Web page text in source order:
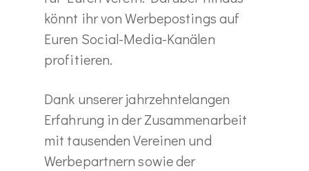
könnt ihr von Werbepostings auf
Euren Social-Media-Kanälen
profitieren.
Dank unserer jahrzehntelangen
Erfahrung in der Zusammenarbeit
mit tausenden Vereinen und
Werbepartnern sowie der